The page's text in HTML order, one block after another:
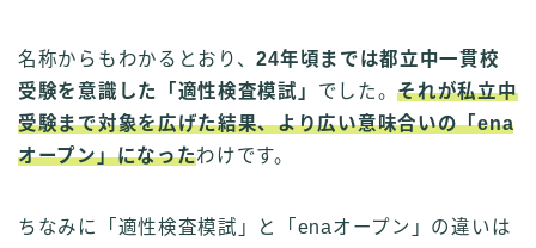
名称からもわかるとおり、24年頃までは都立中一貫校
受験を意識した「適性検査模試」 でした。それが私立中
受験まで対象を広げた結果、より広い意味合いの「ena
オープン」になったわけです。
ちなみに「適性検査模試」と「enaオープン」の違いは